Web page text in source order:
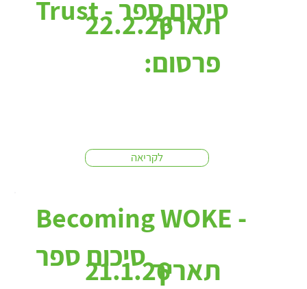
Trust - סיכום ספר
לקריאה
22.2.26תאריך
פרסום:
Becoming WOKE -
סיכום ספר
21.1.26תאריך